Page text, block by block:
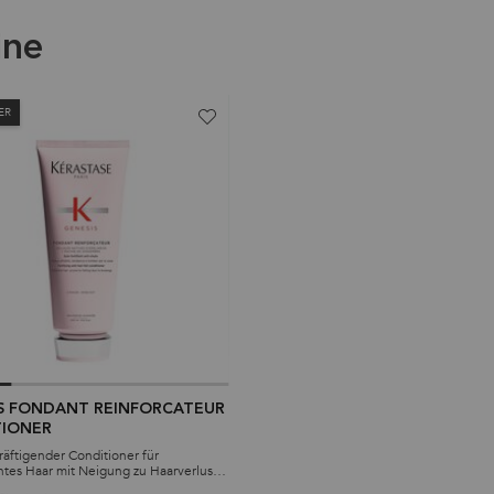
FONDANT REINFORCATEUR
Conditioner für
Haar mit Neigung zu Haarverlust